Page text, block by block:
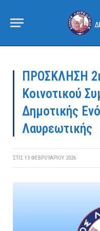
ΠΡΟΣΚΛΗΣΗ
Κοινοτικού
Δημοτικής
Λαυρεωτικής
ΣΤΙΣ 13 ΦΕΒΡΟΥΑΡΊΟΥ 2026